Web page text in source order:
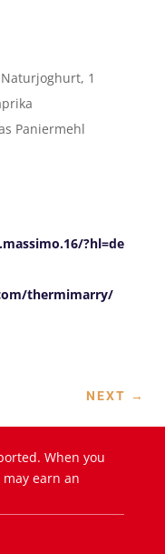
1
Paniermehl
?hl=de
thermimarry/
NEXT →
When you
earn an